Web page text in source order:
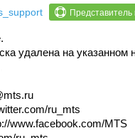
Представитель
удалена на указанном
ru_mts
www.facebook.com/MTS